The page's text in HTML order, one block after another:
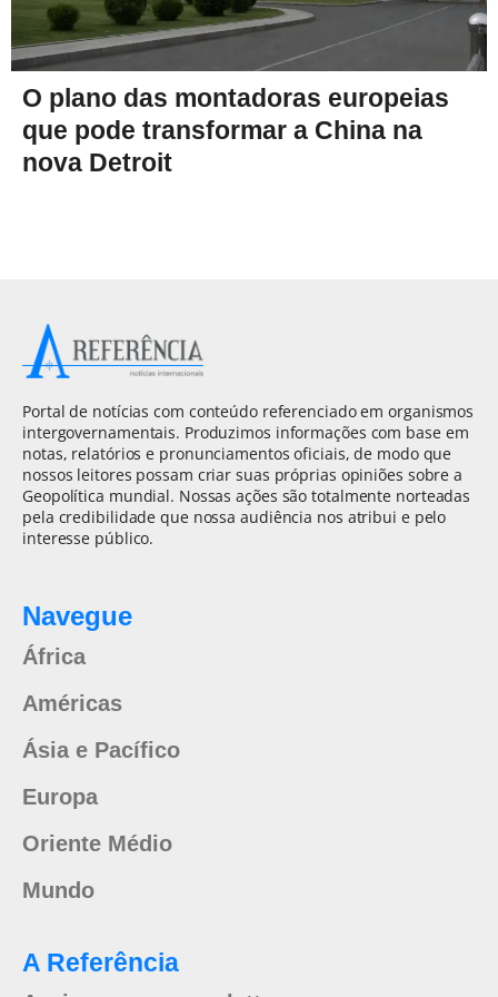
O plano das montadoras europeias
que pode transformar a China na
nova Detroit
Portal de notícias com conteúdo referenciado em organismos
intergovernamentais. Produzimos informações com base em
notas, relatórios e pronunciamentos oficiais, de modo que
nossos leitores possam criar suas próprias opiniões sobre a
Geopolítica mundial. Nossas ações são totalmente norteadas
pela credibilidade que nossa audiência nos atribui e pelo
interesse público.
Navegue
África
Américas
Ásia e Pacífico
Europa
Oriente Médio
Mundo
A Referência